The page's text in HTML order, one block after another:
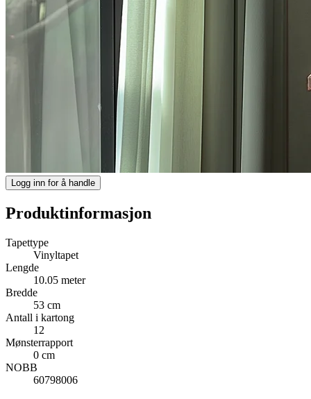
Logg inn for å handle
Produktinformasjon
Tapettype
Vinyltapet
Lengde
10.05 meter
Bredde
53 cm
Antall i kartong
12
Mønsterrapport
0 cm
NOBB
60798006